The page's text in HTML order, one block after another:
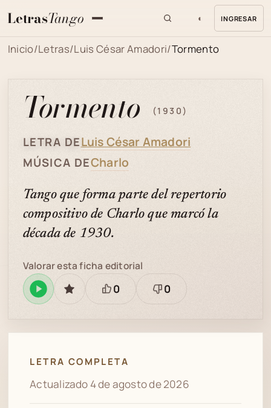
LetrasTango ◐ INGRESAR
Inicio/Letras/Luis César Amadori/Tormento
Tormento (1930)
LETRA DELuis César Amadori
MÚSICA DECharlo
Tango que forma parte del repertorio
compositivo de Charlo que marcó la
década de 1930.
ReproducirGUARDAR
Valorar esta ficha editorial
Está
0
Necesita
0
LETRA COMPLETA
Actualizado 4 de agosto de 2026